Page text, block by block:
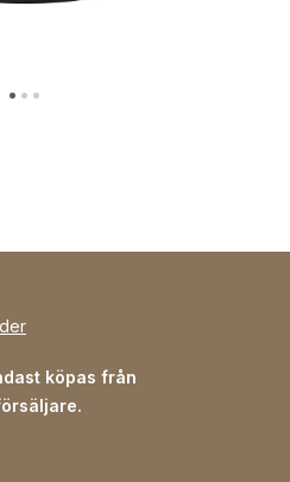
köpas från